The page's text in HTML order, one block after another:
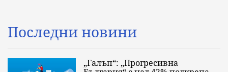
Последни новини
„Галъп“: „Прогресивна